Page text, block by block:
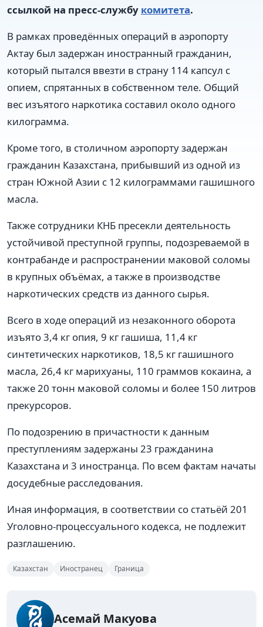
ссылкой на пресс-службу комитета.
В рамках проведённых операций в аэропорту
Актау был задержан иностранный гражданин,
который пытался ввезти в страну 114 капсул с
опием, спрятанных в собственном теле. Общий
вес изъятого наркотика составил около одного
килограмма.
Кроме того, в столичном аэропорту задержан
гражданин Казахстана, прибывший из одной из
стран Южной Азии с 12 килограммами гашишного
масла.
Также сотрудники КНБ пресекли деятельность
устойчивой преступной группы, подозреваемой в
контрабанде и распространении маковой соломы
в крупных объёмах, а также в производстве
наркотических средств из данного сырья.
Всего в ходе операций из незаконного оборота
изъято 3,4 кг опия, 9 кг гашиша, 11,4 кг
синтетических наркотиков, 18,5 кг гашишного
масла, 26,4 кг марихуаны, 110 граммов кокаина, а
также 20 тонн маковой соломы и более 150 литров
прекурсоров.
По подозрению в причастности к данным
преступлениям задержаны 23 гражданина
Казахстана и 3 иностранца. По всем фактам начаты
досудебные расследования.
Иная информация, в соответствии со статьёй 201
Уголовно-процессуального кодекса, не подлежит
разглашению.
Казахстан Иностранец Граница
Асемай Макуова